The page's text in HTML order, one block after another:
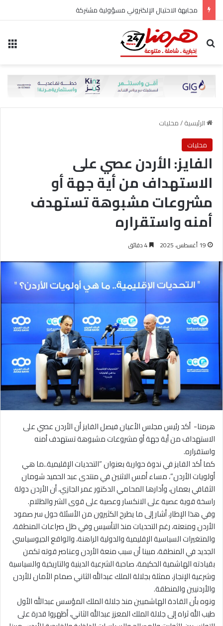
مجابهة الاحتيال الإلكتروني مسؤولية مشتركة
بحث عن
الرئيسية/محليات
محليات
الفايز: الأردن عصي على
الاستهداف من أية جهة أو
مشروعات مشبوهة تستهدف
أمنه واستقراره
19 أغسطس، 2025
هرمنا- أكد رئيس مجلس الأعيان فيصل الفايز أن الأردن عصي على
الاستهداف من أية جهة أو مشروعات مشبوهة تستهدف أمنه
واستقراره.
كما أكد الفايز في ندوة حوارية بعنوان “التحديات الإقليمية..ما هي
أولويات الأردن”، مساء أمس الاثنين في منتدى عبد الحميد شومان
الثقافي بعمان، وأدارها المحامي الدكتور عمر الجازي، أن الأردن دولة
راسخة قوية عصية على الانكسار وعصية على قوى الشر والظلام.
وفي هذا الإطار، أشار إلى ما يطرح الكثيرون من الأسئلة حول سر صمود
الأردن ومنعته، رغم التحديات منذ التأسيس وفي ظل صراعات المنطقة،
والمتغيرات السياسية الإقليمية والدولية الراهنة، والواقع الجيوسياسي
الجديد في المنطقة، مبينا أن سبب منعة الأردن وعناصر قوته تكمن
بقيادته الهاشمية الحكيمة، صاحبة الشرعية الدينية والتاريخية والسياسية
وشرعية الإنجاز، ممثلة بجلالة الملك عبدالله الثاني صمام الأمان للأردن
والأردنيين والمنطقة.
ونوه بأن القادة الهاشميين منذ جلالة الملك المؤسس عبدالله الأول
طيب الله ثراه إلى جلالة الملك المعزز عبدالله الثاني، أظهروا قدرة على